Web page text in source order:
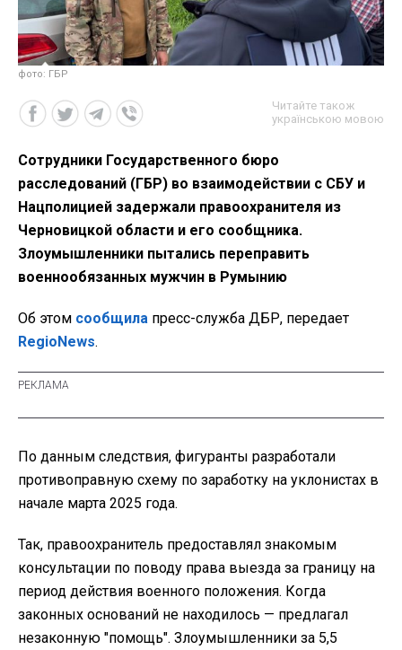
фото: ГБР
Читайте також
українською мовою
Сотрудники Государственного бюро
расследований (ГБР) во взаимодействии с СБУ и
Нацполицией задержали правоохранителя из
Черновицкой области и его сообщника.
Злоумышленники пытались переправить
военнообязанных мужчин в Румынию
Об этом сообщила пресс-служба ДБР, передает
RegioNews.
По данным следствия, фигуранты разработали
противоправную схему по заработку на уклонистах в
начале марта 2025 года.
Так, правоохранитель предоставлял знакомым
консультации по поводу права выезда за границу на
период действия военного положения. Когда
законных оснований не находилось — предлагал
незаконную "помощь". Злоумышленники за 5,5